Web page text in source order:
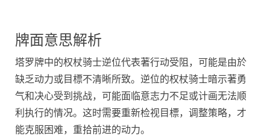
牌面意思解析
塔罗牌中的权杖骑士逆位代表著行动受阻，可能是由於
缺乏动力或目標不清晰所致。逆位的权杖骑士暗示著勇
气和决心受到挑战，可能面临意志力不足或计画无法顺
利执行的情况。这时需要重新检视目標，调整策略，才
能克服困难，重拾前进的动力。